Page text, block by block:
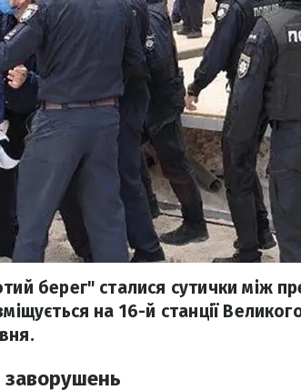
берег" сталися сутички між
на 16-й станції